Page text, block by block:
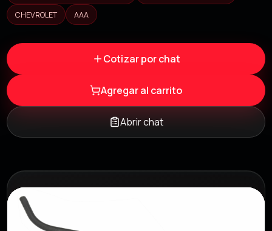
CHEVROLET
AAA
Cotizar por chat
Agregar al carrito
Abrir chat